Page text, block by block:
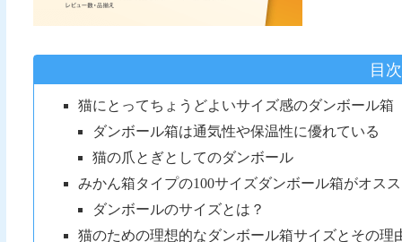
目次
猫にとってちょうどよいサイズ感のダンボール箱
ダンボール箱は通気性や保温性に優れている
猫の爪とぎとしてのダンボール
みかん箱タイプの100サイズダンボール箱がオスス
ダンボールのサイズとは？
猫のための理想的なダンボール箱サイズとその理